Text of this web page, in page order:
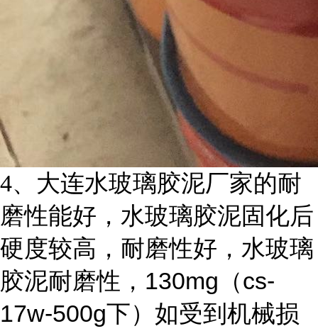
4、大连水玻璃胶泥厂家的耐
磨性能好，水玻璃胶泥固化后
硬度较高，耐磨性好，水玻璃
胶泥耐磨性， 130mg （cs-
17w-500g下）如受到机械损